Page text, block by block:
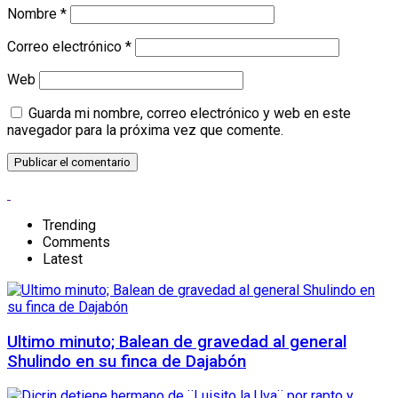
Nombre *
Correo electrónico *
Web
Guarda mi nombre, correo electrónico y web en este
navegador para la próxima vez que comente.
Trending
Comments
Latest
Ultimo minuto; Balean de gravedad al general
Shulindo en su finca de Dajabón